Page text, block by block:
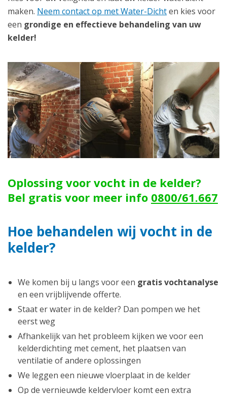
maken. Neem contact op met Water-Dichten kies voor
een grondige en effectieve behandeling van uw
kelder!
Oplossing voor vocht in de kelder?
Bel gratis voor meer info 0800/61.667
Hoe behandelen wij vocht in de
kelder?
We komen bij u langs voor een gratis vochtanalyse
en een vrijblijvende offerte.
Staat er water in de kelder? Dan pompen we het
eerst weg
Afhankelijk van het probleem kijken we voor een
kelderdichting met cement, het plaatsen van
ventilatie of andere oplossingen
We leggen een nieuwe vloerplaat in de kelder
Op de vernieuwde keldervloer komt een extra